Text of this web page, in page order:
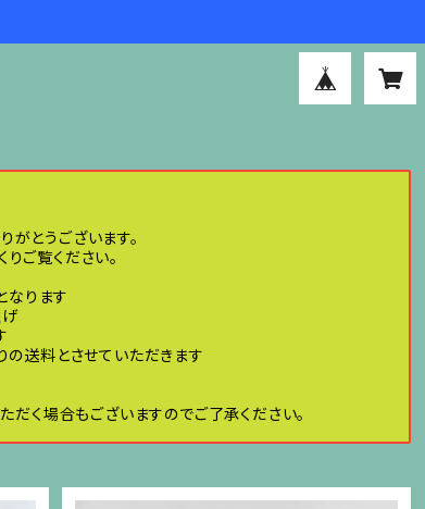
がとうございます。
ご覧ください。
なります
送料とさせていただきます
く場合もございますのでご了承ください。